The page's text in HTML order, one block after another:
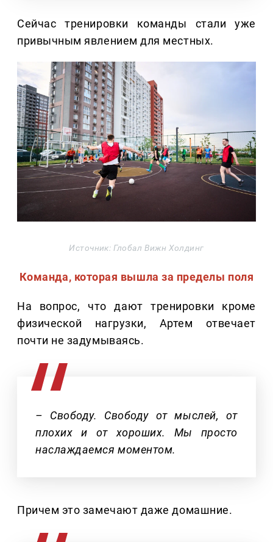
Сейчас тренировки команды стали уже
привычным явлением для местных.
Источник: Глобал Вижн Холдинг
Команда, которая вышла за пределы поля
На вопрос, что дают тренировки кроме
физической нагрузки, Артем отвечает
почти не задумываясь.
– Свободу. Свободу от мыслей, от
плохих и от хороших. Мы просто
наслаждаемся моментом.
Причем это замечают даже домашние.